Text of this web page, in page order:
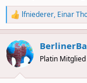
R
e
a
c
t
i
lfniederer, Einar
Platin Mitglied